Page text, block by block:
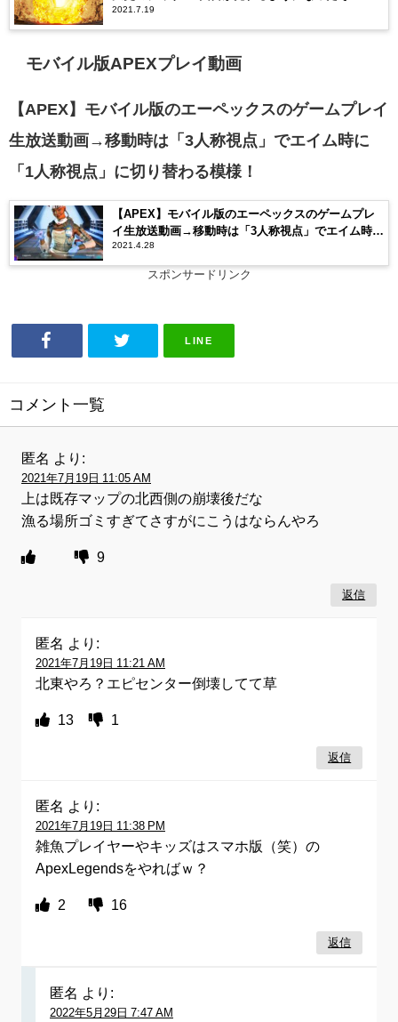
ーベスターの様子が・・・【動画まとめ】
2021.7.19
モバイル版APEXプレイ動画
【APEX】モバイル版のエーペックスのゲームプレイ
生放送動画→移動時は「3人称視点」でエイム時に
「1人称視点」に切り替わる模様！
【APEX】モバイル版のエーペックスのゲームプレ
イ生放送動画→移動時は「3人称視点」でエイム時に
「1人称視点」に切り替わる模様！
2021.4.28
スポンサードリンク
LINE
コメント一覧
匿名 より:
2021年7月19日 11:05 AM
上は既存マップの北西側の崩壊後だな
漁る場所ゴミすぎてさすがにこうはならんやろ
9
返信
匿名 より:
2021年7月19日 11:21 AM
北東やろ？エピセンター倒壊してて草
13 1
返信
匿名 より:
2021年7月19日 11:38 PM
雑魚プレイヤーやキッズはスマホ版（笑）の
ApexLegendsをやればｗ？
2 16
返信
匿名 より:
2022年5月29日 7:47 AM